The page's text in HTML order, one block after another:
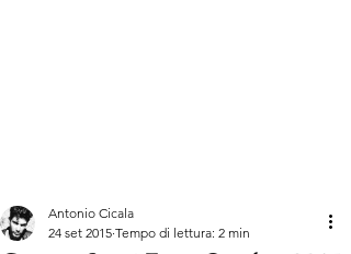
Antonio Cicala
24 set 2015 Tempo di lettura: 2 min